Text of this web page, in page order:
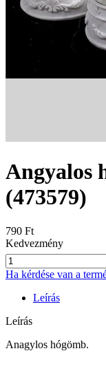
Angyalos
(473579)
790 Ft
Kedvezmény
Ha kérdése van a
Leírás
Leírás
Anagylos hógömb.